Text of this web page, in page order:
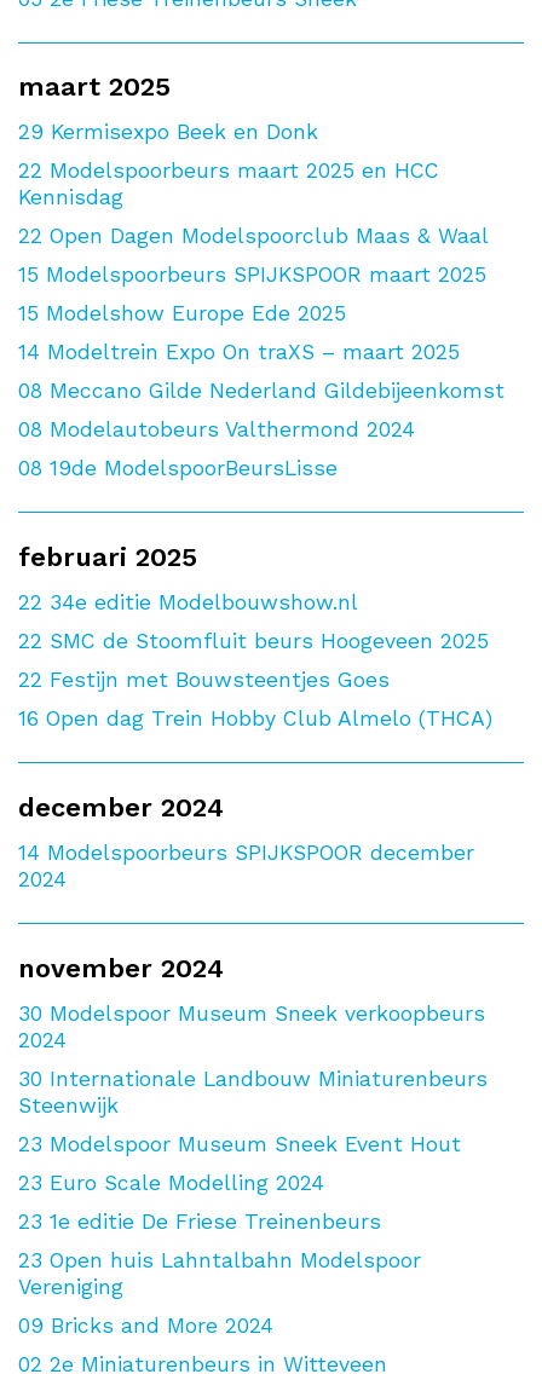
maart 2025
29 Kermisexpo Beek en Donk
22 Modelspoorbeurs maart 2025 en HCC
Kennisdag
22 Open Dagen Modelspoorclub Maas & Waal
15 Modelspoorbeurs SPIJKSPOOR maart 2025
15 Modelshow Europe Ede 2025
14 Modeltrein Expo On traXS – maart 2025
08 Meccano Gilde Nederland Gildebijeenkomst
08 Modelautobeurs Valthermond 2024
08 19de ModelspoorBeursLisse
februari 2025
22 34e editie Modelbouwshow.nl
22 SMC de Stoomfluit beurs Hoogeveen 2025
22 Festijn met Bouwsteentjes Goes
16 Open dag Trein Hobby Club Almelo (THCA)
december 2024
14 Modelspoorbeurs SPIJKSPOOR december
2024
november 2024
30 Modelspoor Museum Sneek verkoopbeurs
2024
30 Internationale Landbouw Miniaturenbeurs
Steenwijk
23 Modelspoor Museum Sneek Event Hout
23 Euro Scale Modelling 2024
23 1e editie De Friese Treinenbeurs
23 Open huis Lahntalbahn Modelspoor
Vereniging
09 Bricks and More 2024
02 2e Miniaturenbeurs in Witteveen